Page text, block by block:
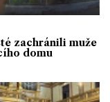
zachránili muže
domu